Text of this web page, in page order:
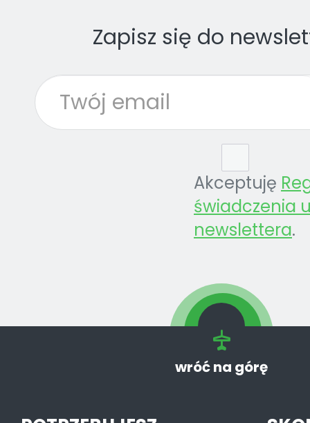
Zapisz się do
Akceptuję
świadczenia
newslettera.
wróć na górę